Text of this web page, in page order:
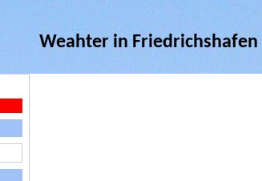
Weahter in Friedrichshafen